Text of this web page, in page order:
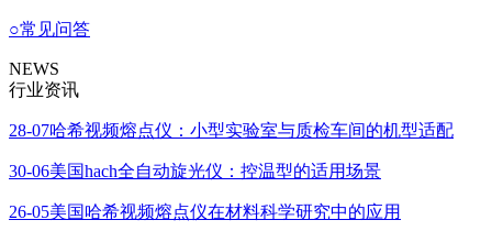
○常见问答
NEWS
行业资讯
28-07哈希视频熔点仪：小型实验室与质检车间的机型适配
30-06美国hach全自动旋光仪：控温型的适用场景
26-05美国哈希视频熔点仪在材料科学研究中的应用